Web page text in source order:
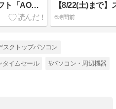
【8/22(土)まで】遠隔操作ソフト「AOMEI AnyViewer 1年版」5,980円(税込)
6時間前
スクトップパソコン
タイムセール #パソコン・周辺機器